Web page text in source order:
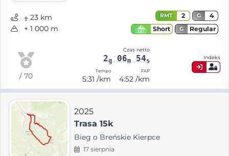
⨦ 23 km
+ 1 000 m
RMT 2 G
4
Short
G Regular
/ 70
Czas netto
2g06m54s
Tempo
5:31 /km
FAP
4:52 /km
Indeks
2025
Trasa 15k
Bieg o Breńskie Kierpce
17 sierpnia